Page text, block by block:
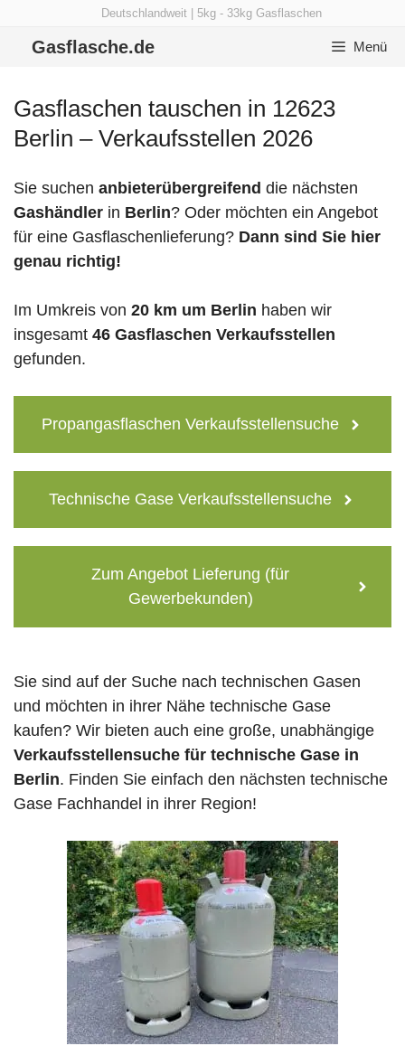
Deutschlandweit | 5kg - 33kg Gasflaschen
Gasflasche.de Menü
Gasflaschen tauschen in 12623
Berlin – Verkaufsstellen 2026
Sie suchen anbieterübergreifend die nächsten
Gashändler in Berlin? Oder möchten ein Angebot
für eine Gasflaschenlieferung? Dann sind Sie hier
genau richtig!
Im Umkreis von 20 km um Berlin haben wir
insgesamt 46 Gasflaschen Verkaufsstellen
gefunden.
Propangasflaschen Verkaufsstellensuche
Technische Gase Verkaufsstellensuche
Zum Angebot Lieferung (für
Gewerbekunden)
Sie sind auf der Suche nach technischen Gasen
und möchten in ihrer Nähe technische Gase
kaufen? Wir bieten auch eine große, unabhängige
Verkaufsstellensuche für technische Gase in
Berlin. Finden Sie einfach den nächsten technische
Gase Fachhandel in ihrer Region!